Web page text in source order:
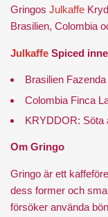
Gringos Julkaffe
Brasilien, Colombia
Julkaffe Spiced
Brasilien
Colombia Finca
KRYDDOR: Söta
Om Gringo
Gringo är ett
dess former och
försöker använda